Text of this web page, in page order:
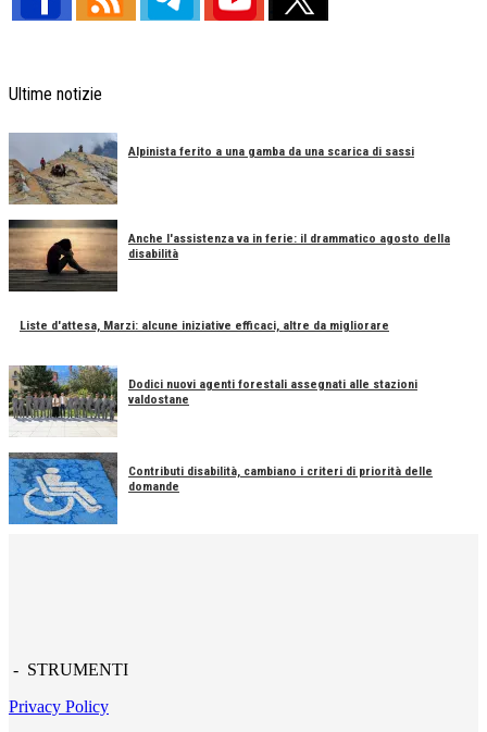
Ultime notizie
Alpinista ferito a una gamba da una scarica di sassi
Anche l'assistenza va in ferie: il drammatico agosto della
disabilità
Liste d'attesa, Marzi: alcune iniziative efficaci, altre da migliorare
Dodici nuovi agenti forestali assegnati alle stazioni
valdostane
Contributi disabilità, cambiano i criteri di priorità delle
domande
- STRUMENTI
Privacy Policy